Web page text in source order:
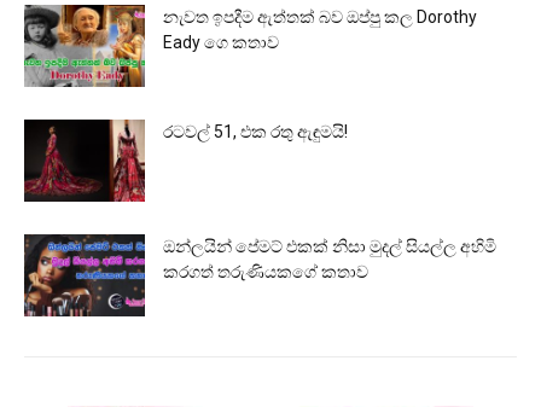
නැවත ඉපදීම ඇත්තක් බව ඔප්පු කල Dorothy
Eady ගෙ කතාව
රටවල් 51, එක රතු ඇඳුමයි!
ඔන්ලයින් පේමට් එකක් නිසා මුදල් සියල්ල අහිමි
කරගත් තරුණියකගේ කතාව